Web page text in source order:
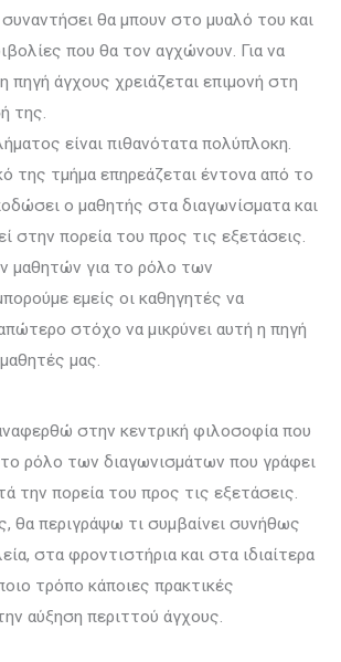
θα μπουν στο μυαλό του και
που θα τον αγχώνουν. Για να
πηγή άγχους χρειάζεται επιμονή στη
της.
είναι πιθανότατα πολύπλοκη.
της τμήμα επηρεάζεται έντονα από το
ο μαθητής στα διαγωνίσματα και
στην πορεία του προς τις εξετάσεις.
μαθητών για το ρόλο των
εμείς οι καθηγητές να
στόχο να μικρύνει αυτή η πηγή
μας.
στην κεντρική φιλοσοφία που
το ρόλο των διαγωνισμάτων που γράφει
την πορεία του προς τις εξετάσεις.
θα περιγράψω τι συμβαίνει συνήθως
στα φροντιστήρια και στα ιδιαίτερα
τρόπο κάποιες πρακτικές
αύξηση περιττού άγχους.